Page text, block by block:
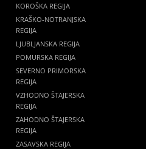
KOROŠKA REGIJA
KRAŠKO-NOTRANJSKA
REGIJA
LJUBLJANSKA REGIJA
POMURSKA REGIJA
SEVERNO PRIMORSKA
REGIJA
VZHODNO ŠTAJERSKA
REGIJA
ZAHODNO ŠTAJERSKA
REGIJA
ZASAVSKA REGIJA